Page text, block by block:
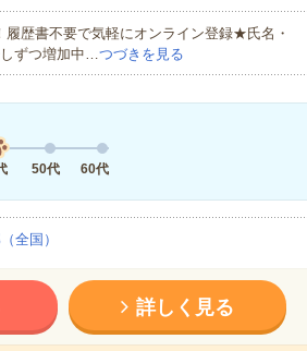
歴書不要で気軽にオンライン登録★氏名・
ずつ増加中…つづきを見る
50代 60代
全国）
詳しく見る